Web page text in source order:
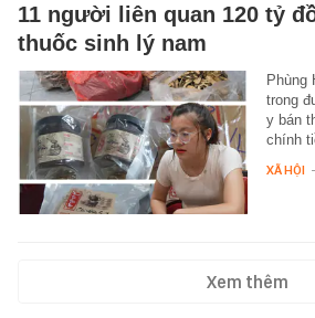
11 người liên quan 120 tỷ
thuốc sinh lý nam
Phùng
trong
y bán
chính
XÃ HỘI -
Xem thêm